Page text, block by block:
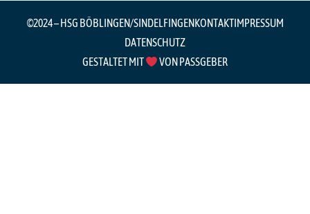
©2024 – HSG BÖBLINGEN/SINDELFINGENKONTAKTIMPRESSUM
DATENSCHUTZ
GESTALTET MIT
VON PASSGEBER